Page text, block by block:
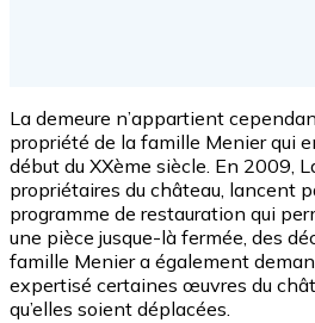
La demeure n’appartient
propriété de la famille Menier qui
début du XXème siècle. En 2009,
propriétaires du château, lancent
programme de restauration qui
une pièce jusque-là fermée, des
famille Menier a également
expertisé certaines œuvres du
qu’elles soient déplacées.